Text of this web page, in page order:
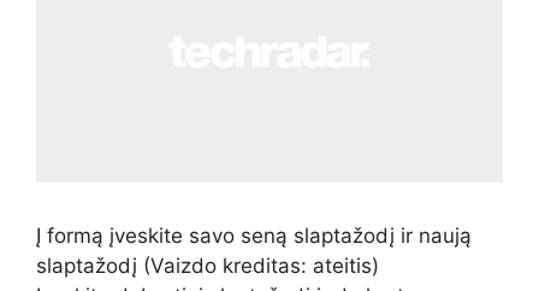
Į formą įveskite savo seną slaptažodį ir naują
slaptažodį (Vaizdo kreditas: ateitis)